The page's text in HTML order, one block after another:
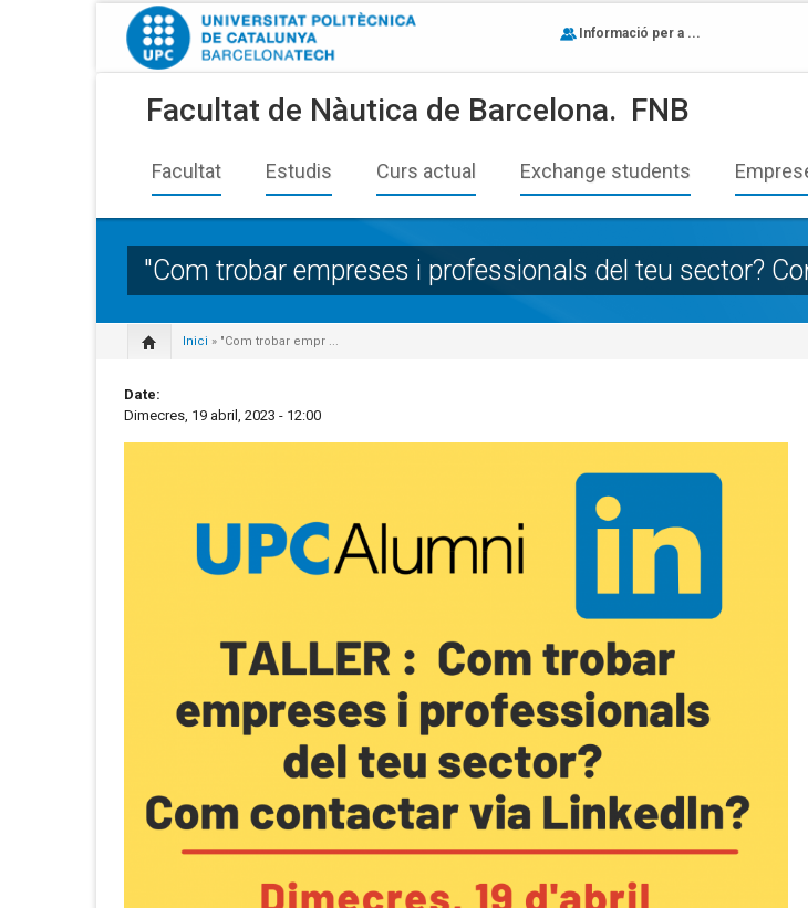
Informació per a ...
Facultat de Nàutica de Barcelona. FNB
Facultat Estudis Curs actual Exchange students
"Com trobar empreses i professionals del teu sector?
Inici » "Com trobar empr ...
Date:
Dimecres, 19 abril, 2023 - 12:00